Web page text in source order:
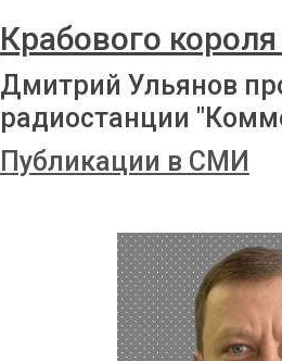
Крабового
Дмитрий Ульянов
радиостанции
Публикации в СМИ